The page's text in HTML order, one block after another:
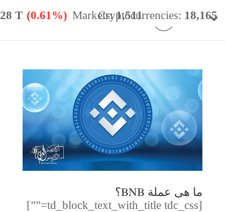
ما هى عملة BNB؟
[td_block_text_with_title tdc_css=””]
Cryptocurrencies: 18,165
Markets:1,511
T (0.61%)